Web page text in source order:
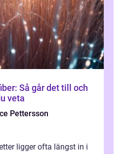
Så går det till och
veta
Pettersson
ligger ofta längst in i